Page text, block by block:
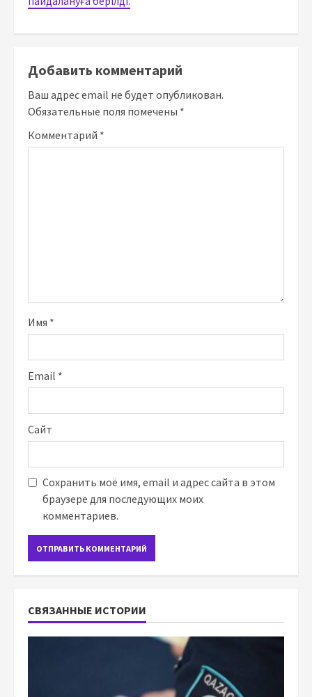
Добавить комментарий
Ваш адрес email не будет опубликован.
Обязательные поля помечены *
Комментарий *
Имя *
Email *
Сайт
Сохранить моё имя, email и адрес сайта в этом
браузере для последующих моих
комментариев.
СВЯЗАННЫЕ ИСТОРИИ